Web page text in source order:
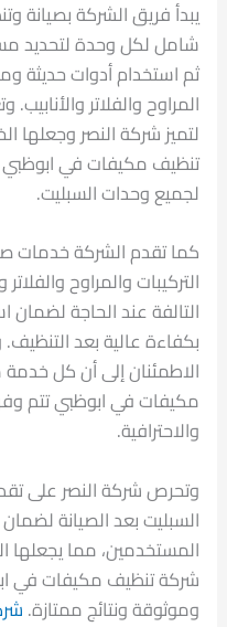
يبدأ فريق الشركة
شامل لكل وحدة لتحديد
ثم استخدام أدوات حديثة
المراوح والفلاتر
لتميز شركة النصر وجعلها
تنظيف مكيفات في
لجميع وحدات السبليت.
كما تقدم الشركة
التركيبات والمراوح
التالفة عند الحاجة
بكفاءة عالية بعد
الاطمئنان إلى أن كل
مكيفات في ابوظبي تتم
والاحترافية.
وتحرص شركة النصر على
السبليت بعد الصيانة
المستخدمين، مما يجعلها
شركة تنظيف مكيفات في
وموثوقة ونتائج ممتازة.